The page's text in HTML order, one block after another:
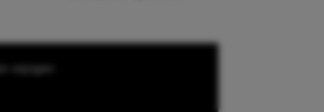
wijzigen